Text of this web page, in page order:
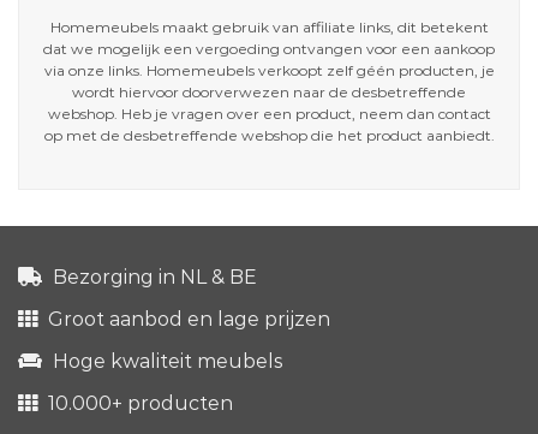
Homemeubels maakt gebruik van affiliate links, dit betekent
dat we mogelijk een vergoeding ontvangen voor een aankoop
via onze links. Homemeubels verkoopt zelf géén producten, je
wordt hiervoor doorverwezen naar de desbetreffende
webshop. Heb je vragen over een product, neem dan contact
op met de desbetreffende webshop die het product aanbiedt.
Bezorging in NL & BE
Groot aanbod en lage prijzen
Hoge kwaliteit meubels
10.000+ producten